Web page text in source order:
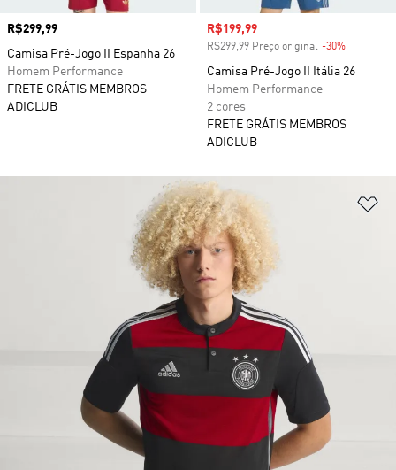
Preço
R$299,99
Camisa Pré-Jogo II Espanha 26
Homem Performance
FRETE GRÁTIS MEMBROS
ADICLUB
Preço com desconto
R$199,99
R$299,99 Preço original -30%
Camisa Pré-Jogo II Itália 26
Homem Performance
2 cores
FRETE GRÁTIS MEMBROS
ADICLUB